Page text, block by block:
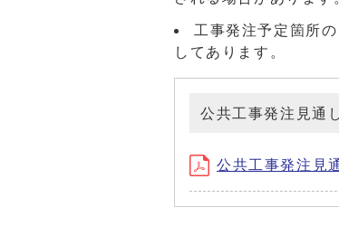
工事発注予定箇所
してあります。
公共工事発注見通
公共工事発注見